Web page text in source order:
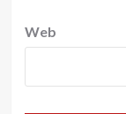
Web